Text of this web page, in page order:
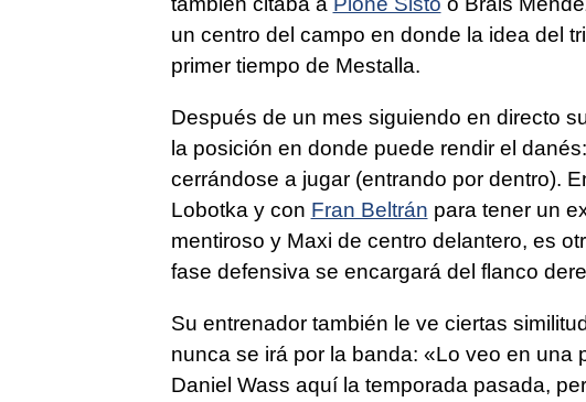
un centro del campo en donde la idea del
primer tiempo de Mestalla.
Después de un mes siguiendo en directo
la posición en donde puede rendir el
cerrándose a jugar (entrando por dentro).
Lobotka y con Fran Beltrán para tener un
mentiroso y Maxi de centro delantero, es
fase defensiva se encargará del flanco
Su entrenador también le ve ciertas
nunca se irá por la banda: «Lo veo en una
Daniel Wass aquí la temporada pasada,